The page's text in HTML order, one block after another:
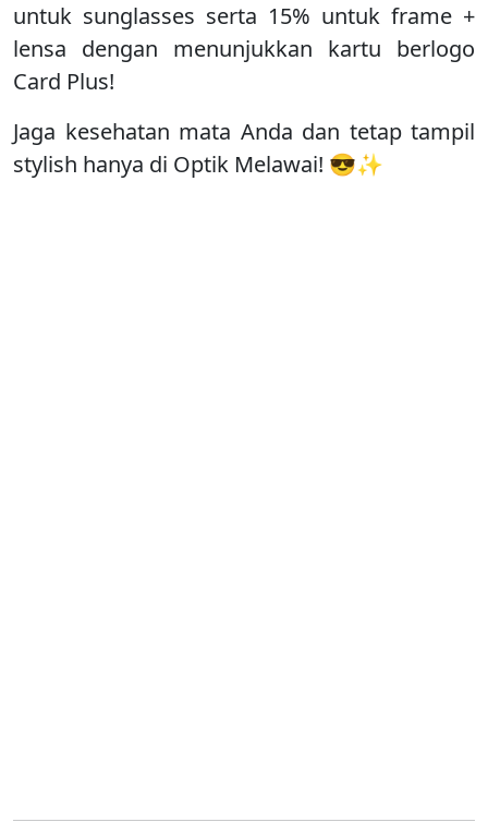
untuk sunglasses serta 15% untuk frame +
lensa dengan menunjukkan kartu berlogo
Card Plus!
Jaga kesehatan mata Anda dan tetap tampil
stylish hanya di Optik Melawai! 😎✨